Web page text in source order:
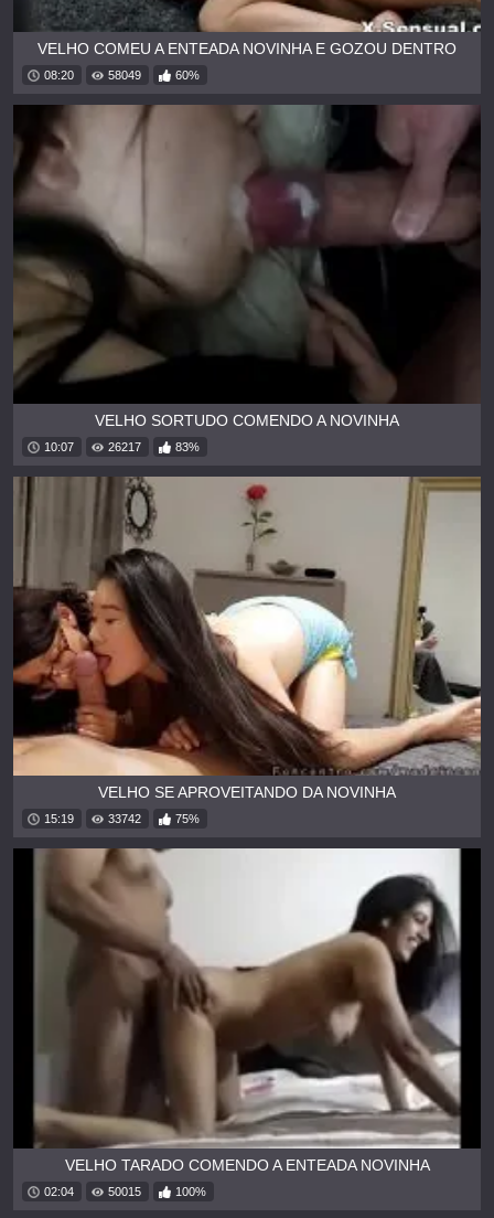
VELHO COMEU A ENTEADA NOVINHA E GOZOU DENTRO
08:20 58049 60%
VELHO SORTUDO COMENDO A NOVINHA
10:07 26217 83%
VELHO SE APROVEITANDO DA NOVINHA
15:19 33742 75%
VELHO TARADO COMENDO A ENTEADA NOVINHA
02:04 50015 100%